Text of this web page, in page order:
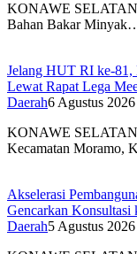
‎KONAWE
Bahan Bakar
‎Jelang HUT RI ke-81,
Lewat Rapat Lega
Daerah6 Agustus
KONAWE
Kecamatan Moramo,
Akselerasi
Gencarkan Konsultasi
Daerah5 Agustus